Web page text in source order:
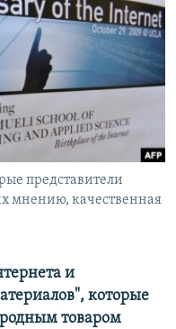
представители
мнению, качественная
и
которые
товаром